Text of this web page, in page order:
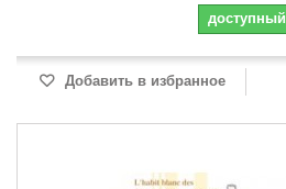
доступный
Добавить в избранное